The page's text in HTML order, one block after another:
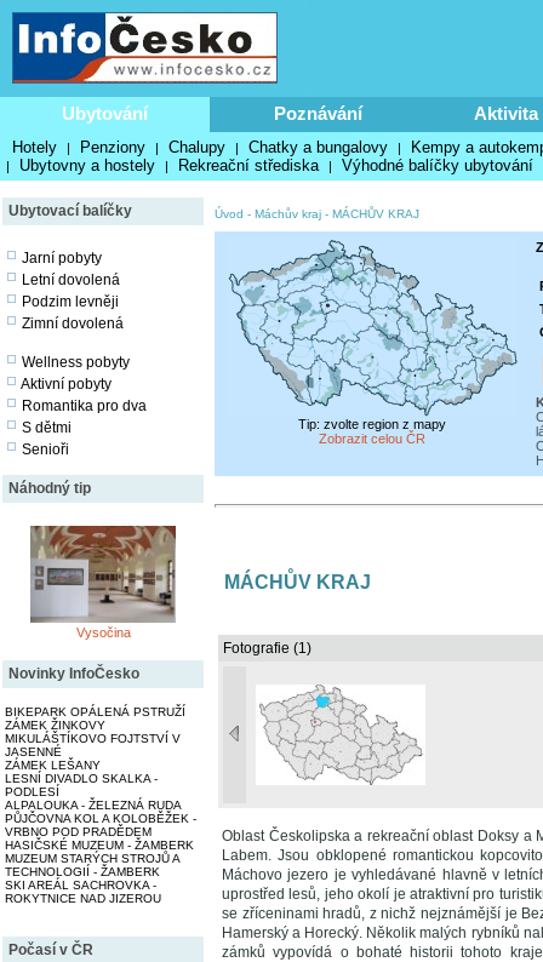
Ubytování Poznávání Aktivita
Hotely | Penziony | Chalupy | Chatky a bungalovy | Kempy a
| Ubytovny a hostely | Rekreační střediska | Výhodné balíčky ubytování
Ubytovací balíčky
Jarní pobyty
Letní dovolená
Podzim levněji
Zimní dovolená
Wellness pobyty
Aktivní pobyty
Romantika pro dva
S dětmi
Senioři
Náhodný tip
Vysočina
Novinky InfoČesko
BIKEPARK OPÁLENÁ PSTRUŽÍ
ZÁMEK ŽINKOVY
MIKULÁŠTÍKOVO FOJTSTVÍ V
JASENNÉ
ZÁMEK LEŠANY
LESNÍ DIVADLO SKALKA -
PODLESÍ
ALPALOUKA - ŽELEZNÁ RUDA
PŮJČOVNA KOL A KOLOBĚŽEK -
VRBNO POD PRADĚDEM
HASIČSKÉ MUZEUM - ŽAMBERK
MUZEUM STARÝCH STROJŮ A
TECHNOLOGIÍ - ŽAMBERK
SKI AREÁL SACHROVKA -
ROKYTNICE NAD JIZEROU
Počasí v ČR
Úvod - Máchův kraj - MÁCHŮV KRAJ
Tip: zvolte region z mapy
Zobrazit celou ČR
MÁCHŮV KRAJ
Fotografie (1)
Oblast Českolipska a rekreační oblast Doksy a
Labem. Jsou obklopené romantickou
Máchovo jezero je vyhledávané hlavně v
uprostřed lesů, jeho okolí je atraktivní pro
se zříceninami hradů, z nichž nejznámější je
Hamerský a Horecký. Několik malých rybníků
zámků vypovídá o bohaté historii tohoto